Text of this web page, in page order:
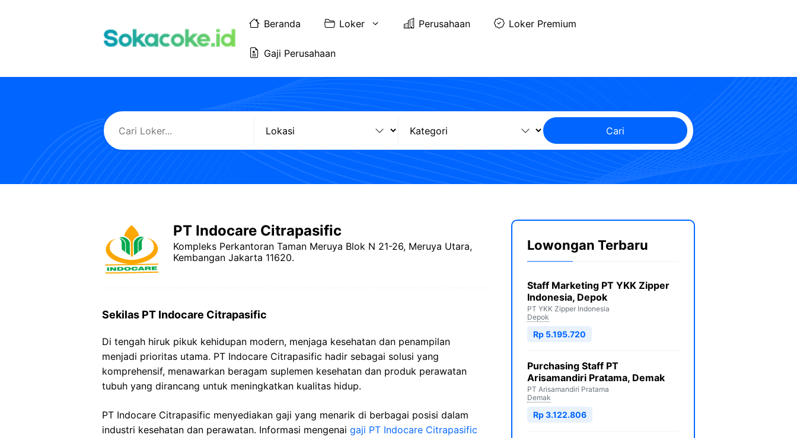
Beranda Loker Perusahaan Loker Premium
Gaji Perusahaan
Cari
PT Indocare Citrapasific
Kompleks Perkantoran Taman Meruya Blok N 21-26, Meruya Utara,
Kembangan Jakarta 11620.
Sekilas PT Indocare Citrapasific
Di tengah hiruk pikuk kehidupan modern, menjaga kesehatan dan penampilan
menjadi prioritas utama. PT Indocare Citrapasific hadir sebagai solusi yang
komprehensif, menawarkan beragam suplemen kesehatan dan produk perawatan
tubuh yang dirancang untuk meningkatkan kualitas hidup.
PT Indocare Citrapasific menyediakan gaji yang menarik di berbagai posisi dalam
industri kesehatan dan perawatan. Informasi mengenai gaji PT Indocare Citrapasific
Lowongan Terbaru
Staff Marketing PT YKK Zipper
Indonesia, Depok
PT YKK Zipper Indonesia
Depok
Rp 5.195.720
Purchasing Staff PT
Arisamandiri Pratama, Demak
PT Arisamandiri Pratama
Demak
Rp 3.122.806